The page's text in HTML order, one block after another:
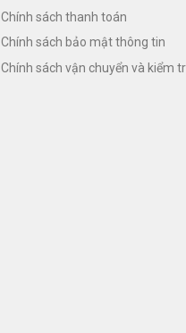
Chính sách thanh toán
Chính sách bảo mật thông tin
Chính sách vận chuyển và kiểm